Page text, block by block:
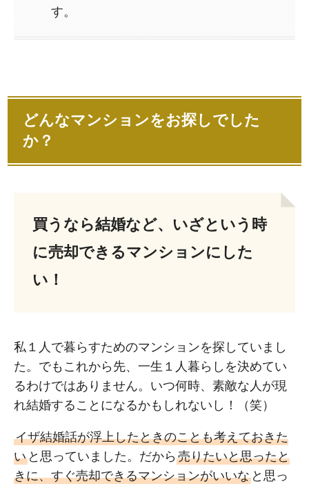
す。
どんなマンションをお探しでした
か？
買うなら結婚など、いざという時
に売却できるマンションにした
い！
私１人で暮らすためのマンションを探していまし
た。でもこれから先、一生１人暮らしを決めてい
るわけではありません。いつ何時、素敵な人が現
れ結婚することになるかもしれないし！（笑）
イザ結婚話が浮上したときのことも考えておきた
い と思っていました。だから 売りたいと思ったと
きに、すぐ売却できるマンションがいいな と思っ